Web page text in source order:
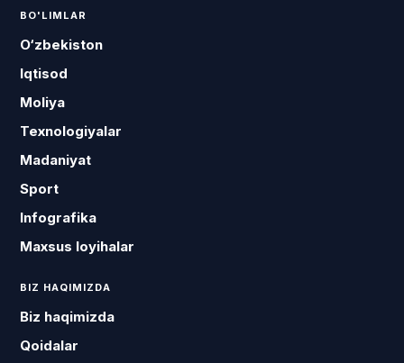
BO'LIMLAR
O‘zbekiston
Iqtisod
Moliya
Texnologiyalar
Madaniyat
Sport
Infografika
Maxsus loyihalar
BIZ HAQIMIZDA
Biz haqimizda
Qoidalar